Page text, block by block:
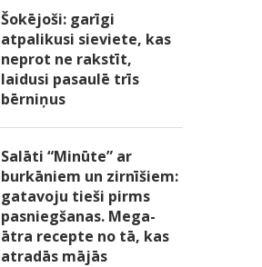
Šokējoši: garīgi
atpalikusi sieviete, kas
neprot ne rakstīt,
laidusi pasaulē trīs
bērniņus
Salāti “Minūte” ar
burkāniem un zirnīšiem:
gatavoju tieši pirms
pasniegšanas. Mega-
ātra recepte no tā, kas
atradās mājās